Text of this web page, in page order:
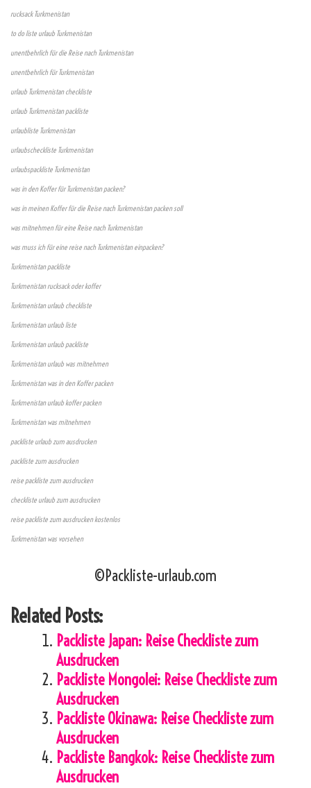
rucksack Turkmenistan
to do liste urlaub Turkmenistan
unentbehrlich für die Reise nach Turkmenistan
unentbehrlich für Turkmenistan
urlaub Turkmenistan checkliste
urlaub Turkmenistan packliste
urlaubliste Turkmenistan
urlaubscheckliste Turkmenistan
urlaubspackliste Turkmenistan
was in den Koffer für Turkmenistan packen?
was in meinen Koffer für die Reise nach Turkmenistan packen soll
was mitnehmen für eine Reise nach Turkmenistan
was muss ich für eine reise nach Turkmenistan einpacken?
Turkmenistan packliste
Turkmenistan rucksack oder koffer
Turkmenistan urlaub checkliste
Turkmenistan urlaub liste
Turkmenistan urlaub packliste
Turkmenistan urlaub was mitnehmen
Turkmenistan was in den Koffer packen
Turkmenistan urlaub koffer packen
Turkmenistan was mitnehmen
packliste urlaub zum ausdrucken
packliste zum ausdrucken
reise packliste zum ausdrucken
checkliste urlaub zum ausdrucken
reise packliste zum ausdrucken kostenlos
Turkmenistan was vorsehen
©Packliste-urlaub.com
Related Posts:
Packliste Japan: Reise Checkliste zum
Ausdrucken
Packliste Mongolei: Reise Checkliste zum
Ausdrucken
Packliste Okinawa: Reise Checkliste zum
Ausdrucken
Packliste Bangkok: Reise Checkliste zum
Ausdrucken